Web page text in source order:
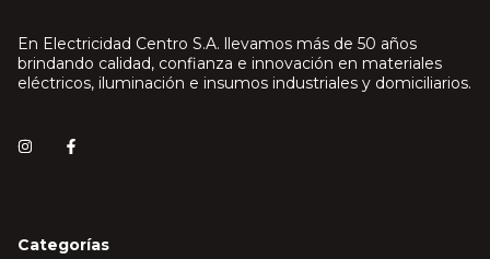
En Electricidad Centro S.A. llevamos más de 50 años
brindando calidad, confianza e innovación en materiales
eléctricos, iluminación e insumos industriales y domiciliarios.
Categorías